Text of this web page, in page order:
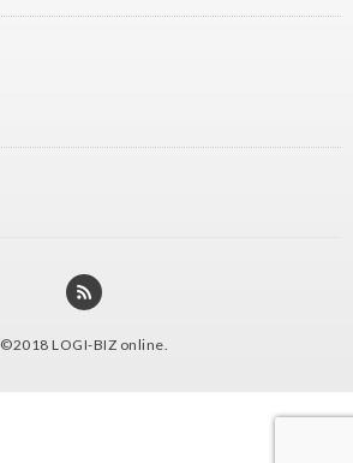
©2018 LOGI-BIZ online